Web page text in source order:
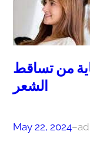
من تساقط
الشعر
May 22, 2024–